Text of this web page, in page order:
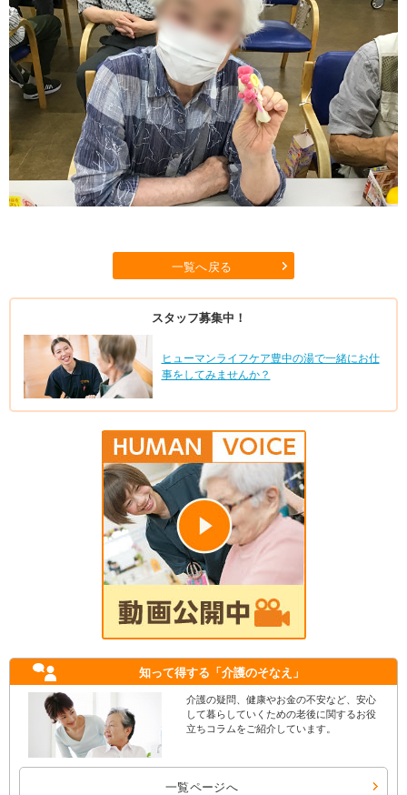
一覧へ戻る
スタッフ募集中！
ヒューマンライフケア豊中の湯で一緒にお仕
事をしてみませんか？
知って得する 「介護のそなえ」
介護の疑問、健康やお金の不安など、安心
して暮らしていくための老後に関するお役
立ちコラムをご紹介しています。
一覧ページへ